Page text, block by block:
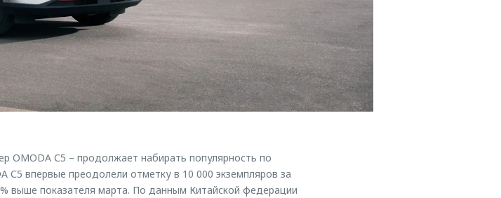
OMODA С5 – продолжает набирать популярность по
С5 впервые преодолели отметку в 10 000 экземпляров за
выше показателя марта. По данным Китайской федерации